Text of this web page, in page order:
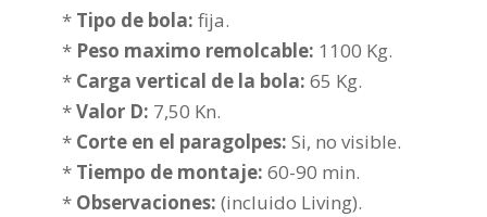
desde
198,98€
274,49€
* Tipo de bola: fija.
* Peso maximo remolcable: 1100 Kg.
* Carga vertical de la bola: 65 Kg.
*Valor D: 7,50 Kn.
* Corte en el paragolpes: Si, no visible.
* Tiempo de montaje: 60-90 min.
* Observaciones: (incluido Living).